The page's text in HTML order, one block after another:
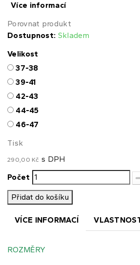
Více informací
Porovnat produkt
Dostupnost: Skladem
Velikost
37-38
39-41
42-43
44-45
46-47
Tisk
290,00 Kč s DPH
Počet
Přidat do košíku
VÍCE INFORMACÍ
ROZMĚRY